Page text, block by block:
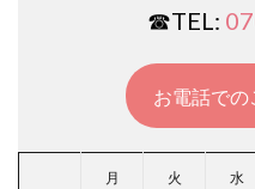
☎︎TEL:
お電話で
月 火 水